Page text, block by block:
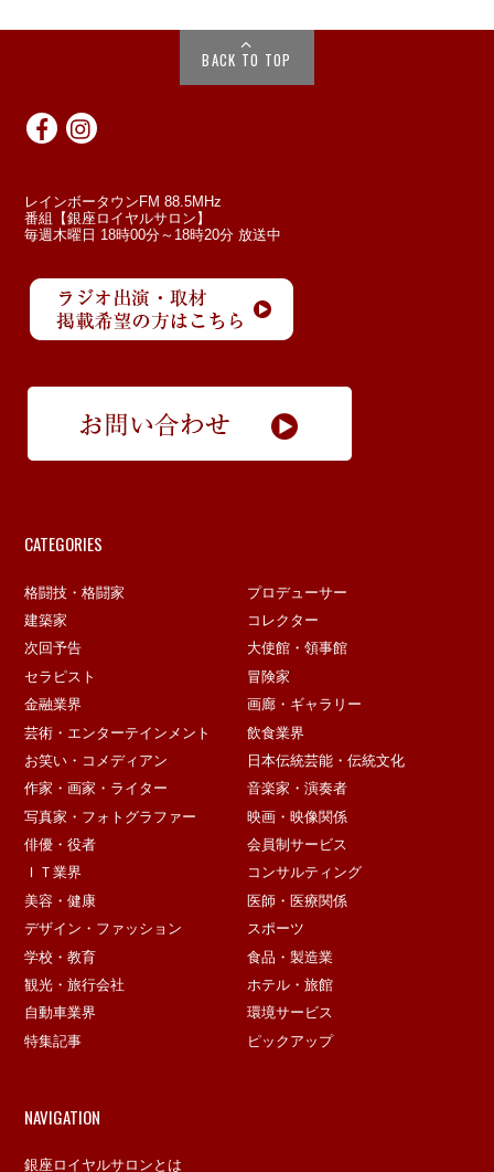
BACK TO TOP
レインボータウンFM 88.5MHz
番組【銀座ロイヤルサロン】
毎週木曜日 18時00分～18時20分 放送中
CATEGORIES
格闘技・格闘家
プロデューサー
建築家
コレクター
次回予告
大使館・領事館
セラピスト
冒険家
金融業界
画廊・ギャラリー
芸術・エンターテインメント
飲食業界
お笑い・コメディアン
日本伝統芸能・伝統文化
作家・画家・ライター
音楽家・演奏者
写真家・フォトグラファー
映画・映像関係
俳優・役者
会員制サービス
ＩＴ業界
コンサルティング
美容・健康
医師・医療関係
デザイン・ファッション
スポーツ
学校・教育
食品・製造業
観光・旅行会社
ホテル・旅館
自動車業界
環境サービス
特集記事
ピックアップ
NAVIGATION
銀座ロイヤルサロンとは